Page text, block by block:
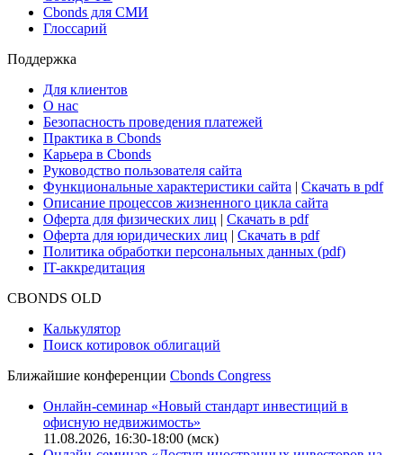
Cbonds для СМИ
Глоссарий
Поддержка
Для клиентов
О нас
Безопасность проведения платежей
Практика в Cbonds
Карьера в Cbonds
Руководство пользователя сайта
Функциональные характеристики сайта | Скачать в pdf
Описание процессов жизненного цикла сайта
Оферта для физических лиц | Скачать в pdf
Оферта для юридических лиц | Скачать в pdf
Политика обработки персональных данных (pdf)
IT-аккредитация
CBONDS OLD
Калькулятор
Поиск котировок облигаций
Ближайшие конференции Cbonds Congress
Онлайн-семинар «Новый стандарт инвестиций в
офисную недвижимость»
11.08.2026, 16:30-18:00 (мск)